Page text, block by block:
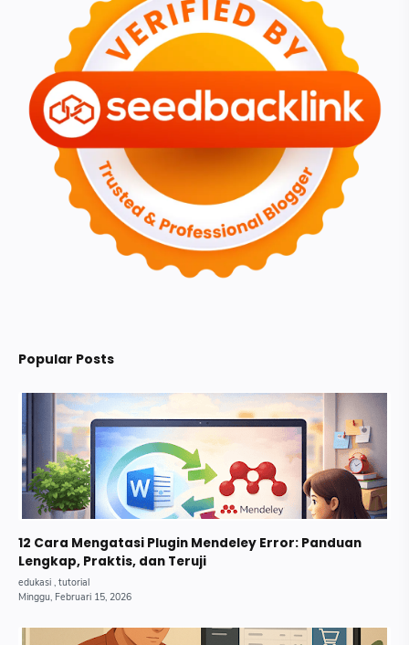
Popular Posts
12 Cara Mengatasi Plugin Mendeley Error: Panduan
Lengkap, Praktis, dan Teruji